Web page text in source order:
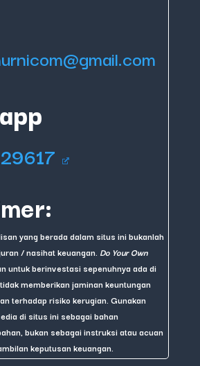
yang berada dalam situs ini bukanlah
/ nasihat keuangan. Do Your Own
untuk berinvestasi sepenuhnya ada di
memberikan jaminan keuntungan
terhadap risiko kerugian. Gunakan
di situs ini sebagai bahan
bukan sebagai instruksi atau acuan
keputusan keuangan.